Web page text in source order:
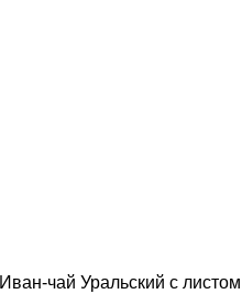
Иван-чай Уральский с листом